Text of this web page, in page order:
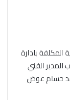
المكلفة بادارة
المدير الفني
حسام عوض